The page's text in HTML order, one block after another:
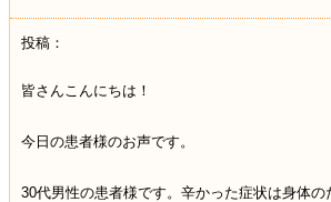
投稿：
皆さんこんにちは！
今日の患者様のお声です。
30代男性の患者様です。辛かった症状は身体の